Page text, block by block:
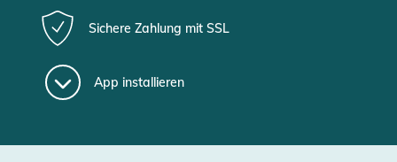
Sichere Zahlung mit SSL
App installieren